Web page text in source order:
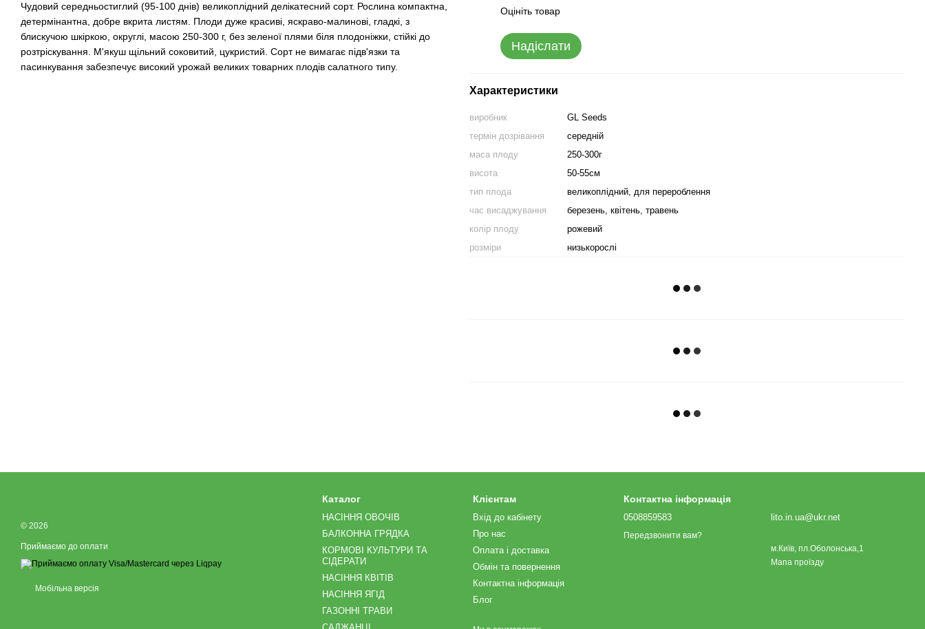
Чудовий середньостиглий (95-100 днів) великоплідний делікатесний сорт. Рослина компактна,
детермінантна, добре вкрита листям. Плоди дуже красиві, яскраво-малинові, гладкі, з
блискучою шкіркою, округлі, масою 250-300 г, без зеленої плями біля плодоніжки, стійкі до
розтріскування. М'якуш щільний соковитий, цукристий. Сорт не вимагає підв'язки та
пасинкування забезпечує високий урожай великих товарних плодів салатного типу.
Оцініть товар
Надіслати
Характеристики
виробник
GL Seeds
термін дозрівання
середній
маса плоду
250-300г
висота
50-55см
тип плода
великоплідний, для перероблення
час висаджування
березень, квітень, травень
колір плоду
рожевий
розміри
низькорослі
© 2026
Приймаємо до оплати
Мобільна версія
Каталог
НАСІННЯ ОВОЧІВ
БАЛКОННА ГРЯДКА
КОРМОВІ КУЛЬТУРИ ТА
СІДЕРАТИ
НАСІННЯ КВІТІВ
НАСІННЯ ЯГІД
ГАЗОННІ ТРАВИ
Клієнтам
Вхід до кабінету
Про нас
Оплата і доставка
Обмін та повернення
Контактна інформація
Блог
Контактна інформація
0508859583
Передзвонити вам?
lito.in.ua@ukr.net
м.Київ, пл.Оболонська,1
Мапа проїзду